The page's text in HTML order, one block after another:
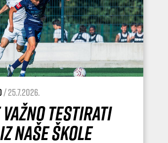
/ 25.7.2026.
testirati
naše Škole